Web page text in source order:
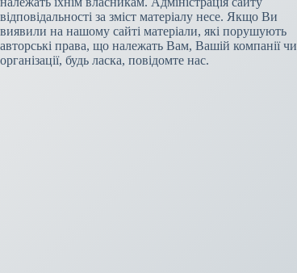
відповідальності за зміст матеріалу несе. Якщо Ви
виявили на нашому сайті матеріали, які порушують
авторські права, що належать Вам, Вашій компанії чи
організації, будь ласка, повідомте нас.